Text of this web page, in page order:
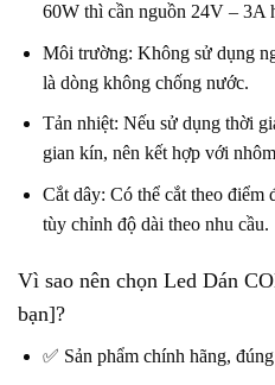
60W thì cần nguồn 24V – 3A
Môi trường: Không sử dụng
là dòng không chống nước.
Tản nhiệt: Nếu sử dụng thời
gian kín, nên kết hợp với
Cắt dây: Có thể cắt theo điểm
tùy chỉnh độ dài theo nhu cầu.
Vì sao nên chọn Led Dán
bạn]?
✅ Sản phẩm chính hãng,